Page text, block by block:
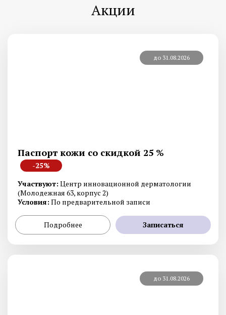
Акции
до 31.08.2026
Паспорт кожи со скидкой 25 %
-25%
Участвуют: Центр инновационной дерматологии
(Молодежная 63, корпус 2)
Условия: По предварительной записи
Подробнее Записаться
до 31.08.2026